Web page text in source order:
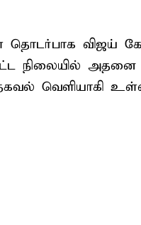
விஜய்
நிலையில் அதனை
வெளியாகி